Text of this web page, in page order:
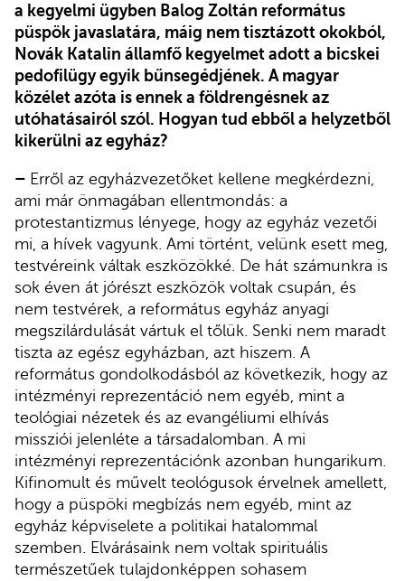
a kegyelmi ügyben Balog Zoltán református
püspök javaslatára, máig nem tisztázott okokból,
Novák Katalin államfő kegyelmet adott a bicskei
pedofilügy egyik bűnsegédjének. A magyar
közélet azóta is ennek a földrengésnek az
utóhatásairól szól. Hogyan tud ebből a helyzetből
kikerülni az egyház?
– Erről az egyházvezetőket kellene megkérdezni,
ami már önmagában ellentmondás: a
protestantizmus lényege, hogy az egyház vezetői
mi, a hívek vagyunk. Ami történt, velünk esett meg,
testvéreink váltak eszközökké. De hát számunkra is
sok éven át jórészt eszközök voltak csupán, és
nem testvérek, a református egyház anyagi
megszilárdulását vártuk el tőlük. Senki nem maradt
tiszta az egész egyházban, azt hiszem. A
református gondolkodásból az következik, hogy az
intézményi reprezentáció nem egyéb, mint a
teológiai nézetek és az evangéliumi elhívás
missziói jelenléte a társadalomban. A mi
intézményi reprezentációnk azonban hungarikum.
Kifinomult és művelt teológusok érvelnek amellett,
hogy a püspöki megbízás nem egyéb, mint az
egyház képviselete a politikai hatalommal
szemben. Elvárásaink nem voltak spirituális
természetűek tulajdonképpen sohasem